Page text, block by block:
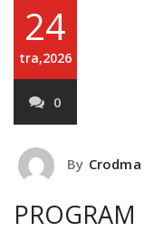
24
tra,2026
0
By Crodma